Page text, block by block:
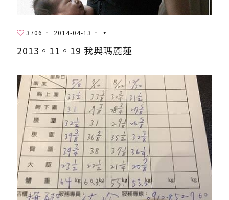
3706 2014-04-13
2013。11。19 我與瑪麗蓮